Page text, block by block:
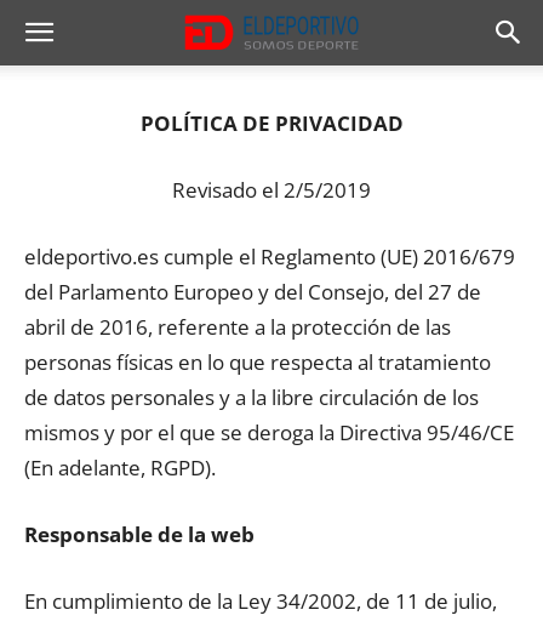
POLÍTICA DE PRIVACIDAD
Revisado el 2/5/2019
eldeportivo.es cumple el Reglamento (UE) 2016/679
del Parlamento Europeo y del Consejo, del 27 de
abril de 2016, referente a la protección de las
personas físicas en lo que respecta al tratamiento
de datos personales y a la libre circulación de los
mismos y por el que se deroga la Directiva 95/46/CE
(En adelante, RGPD).
Responsable de la web
En cumplimiento de la Ley 34/2002, de 11 de julio,